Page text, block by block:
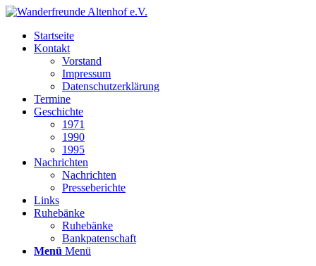
Startseite
Kontakt
Vorstand
Impressum
Datenschutzerklärung
Termine
Geschichte
1971
1990
1995
Nachrichten
Nachrichten
Presseberichte
Links
Ruhebänke
Ruhebänke
Bankpatenschaft
Menü Menü